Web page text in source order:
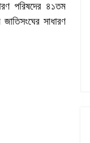
পরিষদের ৪১তম
জাতিসংঘের সাধারণ